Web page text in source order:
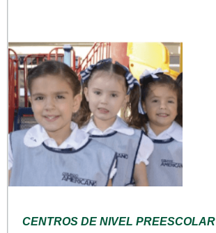
CENTROS DE NIVEL PREESCOLAR